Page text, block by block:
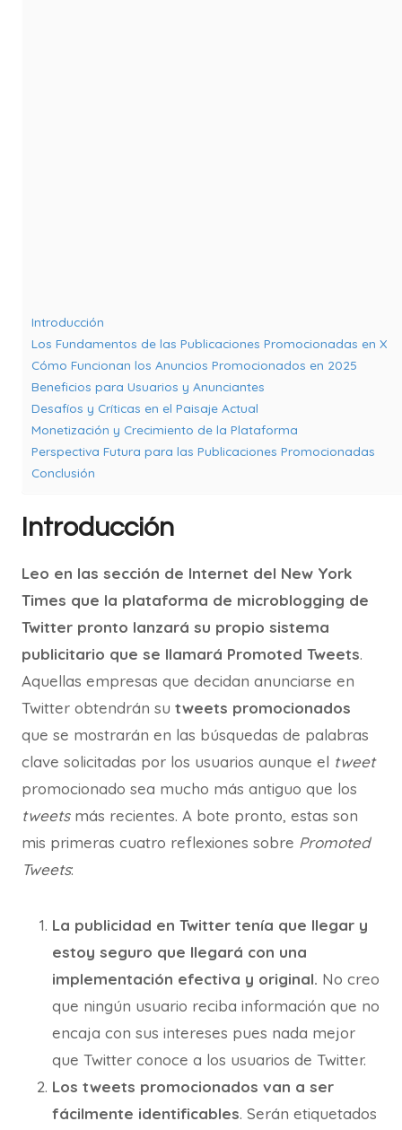
Introducción
Los Fundamentos de las Publicaciones Promocionadas en X
Cómo Funcionan los Anuncios Promocionados en 2025
Beneficios para Usuarios y Anunciantes
Desafíos y Críticas en el Paisaje Actual
Monetización y Crecimiento de la Plataforma
Perspectiva Futura para las Publicaciones Promocionadas
Conclusión
Introducción
Leo en las sección de Internet del New York
Times que la plataforma de microblogging de
Twitter pronto lanzará su propio sistema
publicitario que se llamará Promoted Tweets.
Aquellas empresas que decidan anunciarse en
Twitter obtendrán su tweets promocionados
que se mostrarán en las búsquedas de palabras
clave solicitadas por los usuarios aunque el tweet
promocionado sea mucho más antiguo que los
tweetsmás recientes. A bote pronto, estas son
mis primeras cuatro reflexiones sobre Promoted
Tweets:
La publicidad en Twitter tenía que llegar y
estoy seguro que llegará con una
implementación efectiva y original. No creo
que ningún usuario reciba información que no
encaja con sus intereses pues nada mejor
que Twitter conoce a los usuarios de Twitter.
Los tweets promocionados van a ser
fácilmente identificables. Serán etiquetados